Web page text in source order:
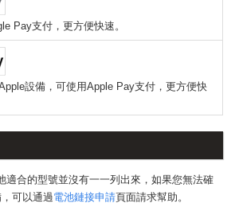
Pay支付，更方便快速。
設備，可使用Apple Pay支付，更方便快
適合的型號並沒有一一列出來，如果您無法確
可以通過電池鏈接申請頁面請求幫助。